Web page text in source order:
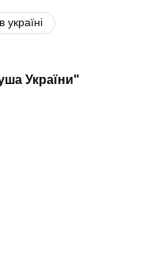
україні
України"